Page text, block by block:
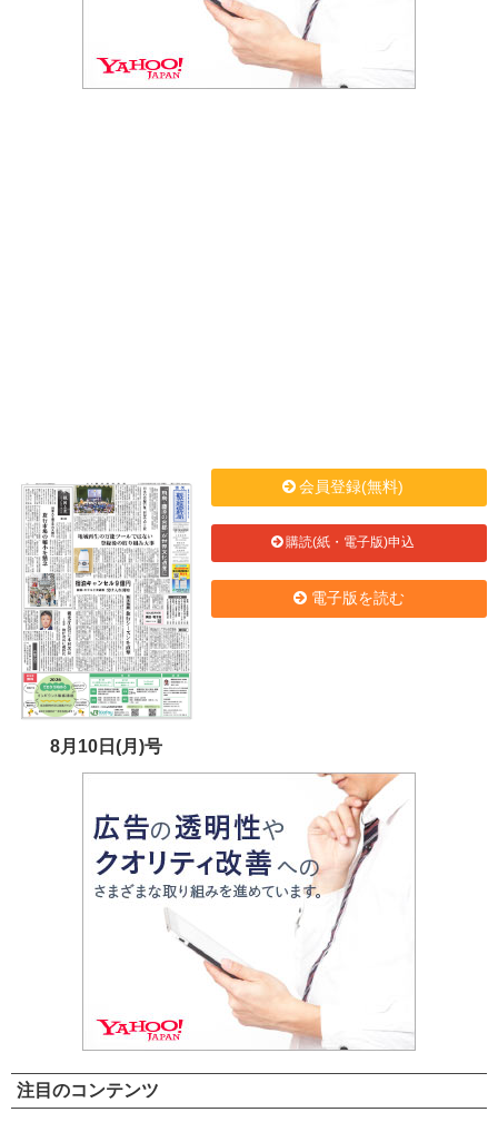
8月10日(月)号
会員登録(無料)
購読(紙・電子版)申込
電子版を読む
注目のコンテンツ